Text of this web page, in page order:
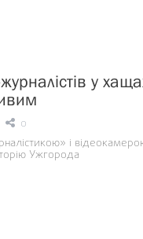
у
0
і
Ужгорода